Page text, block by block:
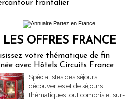
frontalier
LES OFFRES FRANCE
votre thématique de fin
avec Hôtels Circuits France
Spécialistes des séjours
découvertes et de séjours
thématiques tout compris et sur-